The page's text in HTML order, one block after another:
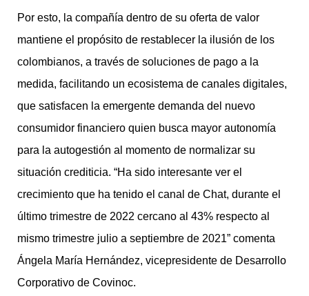
Por esto, la compañía dentro de su oferta de valor
mantiene el propósito de restablecer la ilusión de los
colombianos, a través de soluciones de pago a la
medida, facilitando un ecosistema de canales digitales,
que satisfacen la emergente demanda del nuevo
consumidor financiero quien busca mayor autonomía
para la autogestión al momento de normalizar su
situación crediticia. “Ha sido interesante ver el
crecimiento que ha tenido el canal de Chat, durante el
último trimestre de 2022 cercano al 43% respecto al
mismo trimestre julio a septiembre de 2021” comenta
Ángela María Hernández, vicepresidente de Desarrollo
Corporativo de Covinoc.